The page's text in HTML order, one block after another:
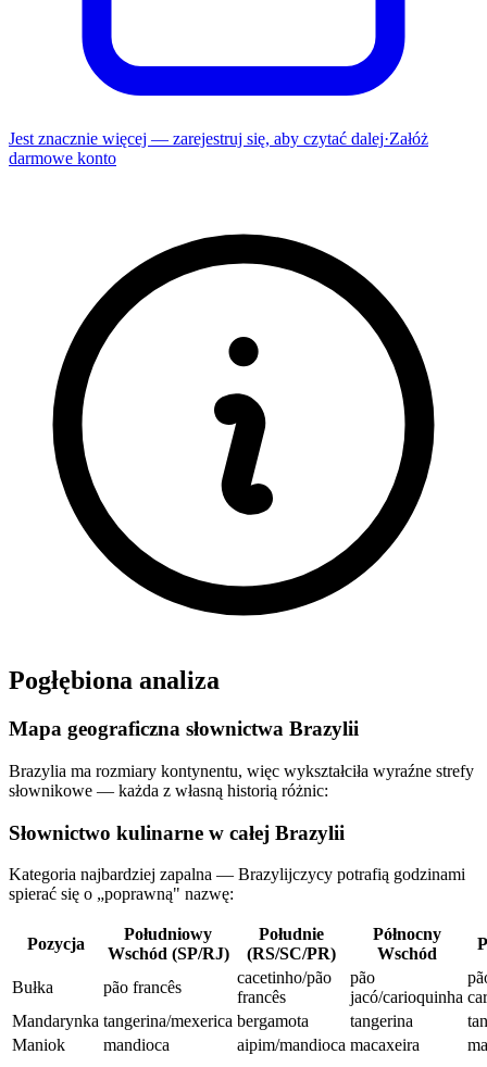
Jest znacznie więcej — zarejestruj się, aby czytać dalej·Załóż
darmowe konto
Pogłębiona analiza
Mapa geograficzna słownictwa Brazylii
Brazylia ma rozmiary kontynentu, więc wykształciła wyraźne strefy
słownikowe — każda z własną historią różnic:
Słownictwo kulinarne w całej Brazylii
Kategoria najbardziej zapalna — Brazylijczycy potrafią godzinami
spierać się o „poprawną" nazwę:
Pozycja
Południowy
Wschód (SP/RJ)
Południe
(RS/SC/PR)
Północny
Wschód
Bułka pão francês
cacetinho/pão
francês
pão
jacó/carioquinha
Mandarynka tangerina/mexerica bergamota tangerina
Maniok
mandioca aipim/mandioca macaxeira